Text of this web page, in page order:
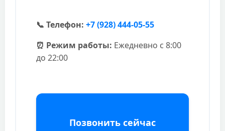
📞 Телефон: +7 (928) 444-05-55
⏰ Режим работы: Ежедневно с 8:00
до 22:00
Позвонить сейчас